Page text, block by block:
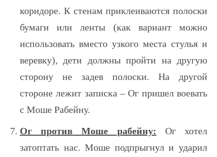
коридоре. К стенам приклеиваются полоски
бумаги или ленты (как вариант можно
использовать вместо узкого места стулья и
веревку), дети должны пройти на другую
сторону не задев полоски. На другой
стороне лежит записка – Ог пришел воевать
с Моше Рабейну.
Ог против Моше рабейну: Ог хотел
затоптать нас. Моше подпрыгнул и ударил